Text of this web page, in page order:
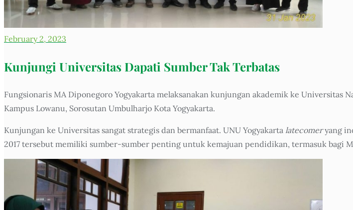
February 2, 2023
Kunjungi Universitas Dapati Sumber Tak Terbatas
Fungsionaris MA Diponegoro Yogyakarta melaksanakan kunjungan akademik ke Universitas
Kampus Lowanu, Sorosutan Umbulharjo Kota Yogyakarta.
Kunjungan ke Universitas sangat strategis dan bermanfaat. UNU Yogyakarta latecomeryang
2017 tersebut memiliki sumber-sumber penting untuk kemajuan pendidikan, termasuk bagi